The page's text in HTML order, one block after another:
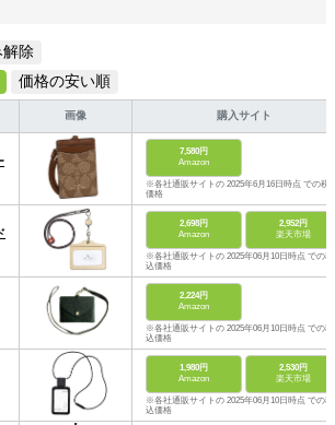
除
価格の安い順
画像 購入サイト
7,580円
Amazon
※各社通販サイトの 2025年6月16日時点 での税
価格
2,698円
Amazon
2,952円
楽天市場
※各社通販サイトの 2025年06月10日時点 での税
込価格
2,224円
Amazon
※各社通販サイトの 2025年06月10日時点 での税
込価格
1,980円
Amazon
2,530円
楽天市場
※各社通販サイトの 2025年06月10日時点 での税
込価格